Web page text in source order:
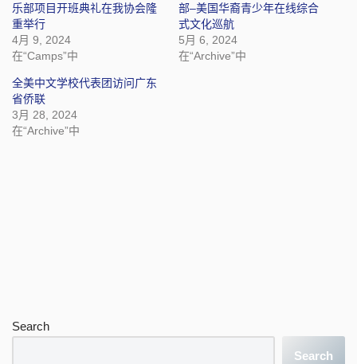
乐部项目开班典礼在我协会隆
重举行
4月 9, 2024
在“Camps”中
部–美国华裔青少年在线综合
式文化巡航
5月 6, 2024
在“Archive”中
全美中文学校代表团访问广东
省侨联
3月 28, 2024
在“Archive”中
Search
Search